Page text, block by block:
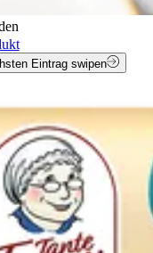
Eintrag swipen